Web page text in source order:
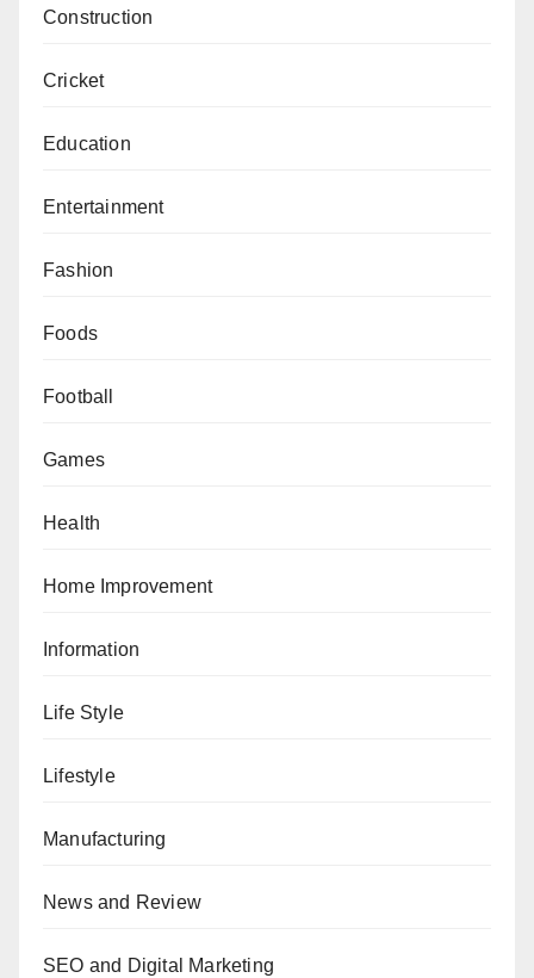
Construction
Cricket
Education
Entertainment
Fashion
Foods
Football
Games
Health
Home Improvement
Information
Life Style
Lifestyle
Manufacturing
News and Review
SEO and Digital Marketing